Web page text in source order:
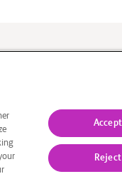
Sie, ob eine der